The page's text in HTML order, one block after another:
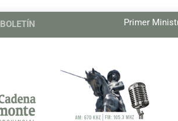
BOLETÍN
Primer
Nuevas medidas de Estados
Nuevas medidas de Estados
Relatores de la ONU exigen a